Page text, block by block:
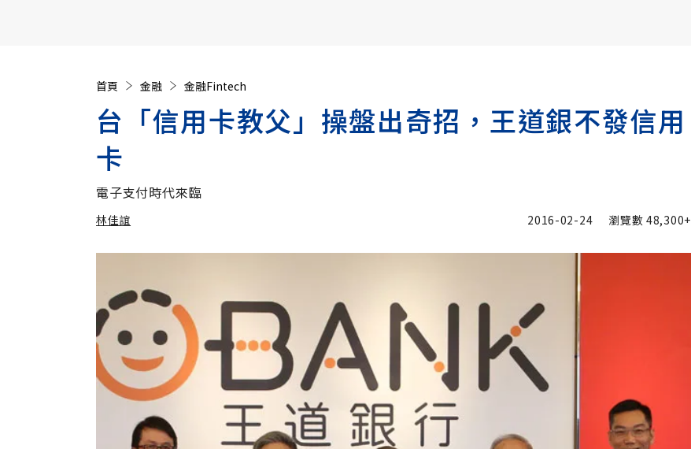
首頁 金融 金融Fintech
台「信用卡教父」操盤出奇招，王道銀不發信用
卡
電子支付時代來臨
林佳誼 2016-02-24 瀏覽數48,300+